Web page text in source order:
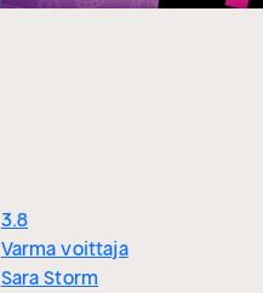
3.8
Varma voittaja
Sara Storm